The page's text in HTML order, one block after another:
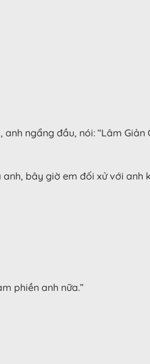
ngẩng đầu, nói: “Lâm Giản
bây giờ em đối xử với anh
phiền anh nữa.”